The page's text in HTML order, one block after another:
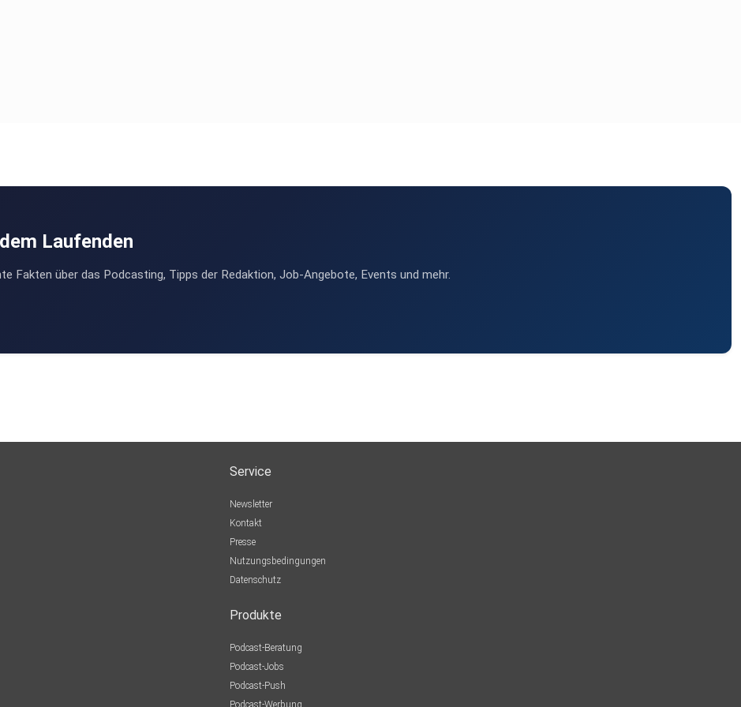
Laufenden
Fakten über das Podcasting, Tipps der Redaktion, Job-Angebote, Events und mehr.
Service
Newsletter
Kontakt
Presse
Nutzungsbedingungen
Datenschutz
Produkte
Podcast-Beratung
Podcast-Jobs
Podcast-Push
Podcast-Werbung